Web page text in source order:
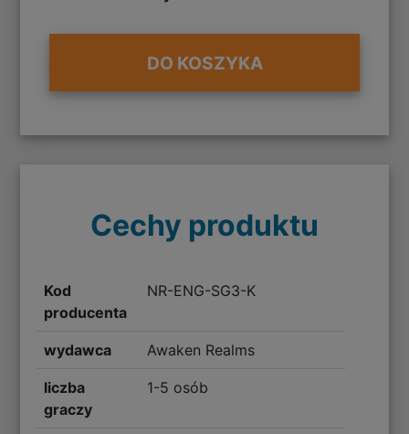
DO KOSZYKA
Cechy produktu
Kod
producenta
NR-ENG-SG3-K
wydawca Awaken Realms
liczba
graczy
1-5 osób